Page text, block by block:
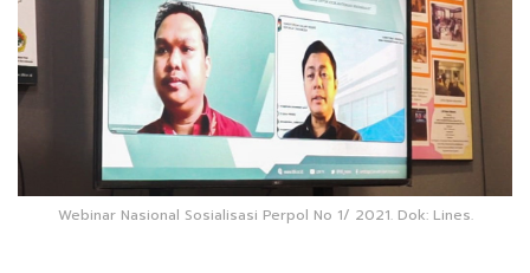
Webinar Nasional Sosialisasi Perpol No 1/ 2021. Dok: Lines.